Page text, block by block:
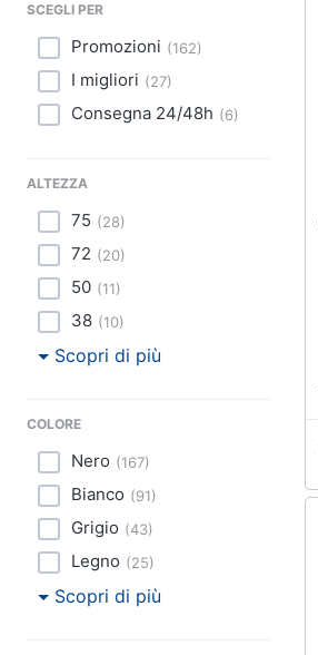
SCEGLI PER
Promozioni (162)
I migliori (27)
Consegna 24/48h (6)
ALTEZZA
75 (28)
72 (20)
50 (11)
38 (10)
Scopri di più
COLORE
Nero (167)
Bianco (91)
Grigio (43)
Legno (25)
Scopri di più